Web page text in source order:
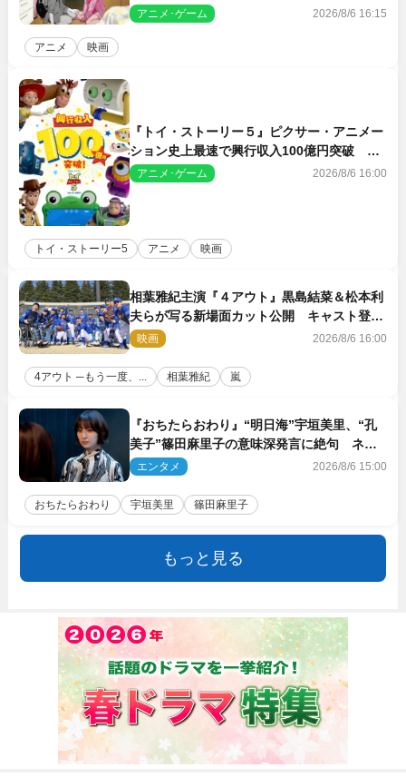
客賞・金賞受賞！
アニメ･ゲーム 2026/8/6 16:15
アニメ 映画
『トイ・ストーリー５』ピクサー・アニメー
ション史上最速で興行収入100億円突破 シ
リーズNo.1興収が目前
アニメ･ゲーム 2026/8/6 16:00
トイ・ストーリー5 アニメ 映画
相葉雅紀主演『４アウト』黒島結菜＆松本利
夫らが写る新場面カット公開 キャスト登壇
イベントも決定
映画 2026/8/6 16:00
4アウト ─もう一度、... 相葉雅紀 嵐
『おちたらおわり』“明日海”宇垣美里、“孔
美子”篠田麻里子の意味深発言に絶句 ネッ
ト驚き「まさか」「意外な展開」
エンタメ 2026/8/6 15:00
おちたらおわり 宇垣美里 篠田麻里子
もっと見る